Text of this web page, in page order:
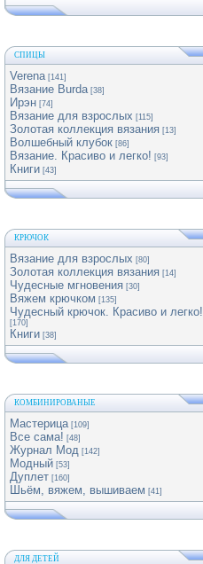
СПИЦЫ
Verena [141]
Вязание Burda [38]
Ирэн [74]
Вязание для взрослых [115]
Золотая коллекция вязания [13]
Волшебный клубок [86]
Вязание. Красиво и легко! [93]
Книги [43]
КРЮЧОК
Вязание для взрослых [80]
Золотая коллекция вязания [14]
Чудесные мгновения [30]
Вяжем крючком [135]
Чудесный крючок. Красиво и легко!
[170]
Книги [38]
КОМБИНИРОВАНЫЕ
Мастерица [109]
Все сама! [48]
Журнал Мод [142]
Модный [53]
Дуплет [160]
Шьём, вяжем, вышиваем [41]
ДЛЯ ДЕТЕЙ